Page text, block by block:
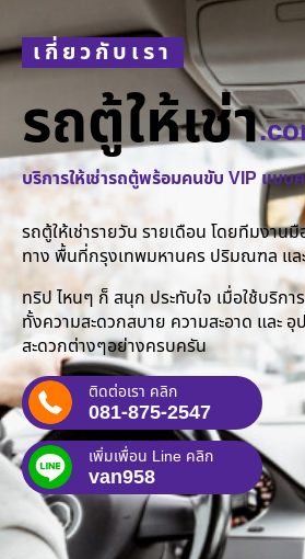
เกี่ยวกับเรา
รถตู้ให้เช่า
บริการให้เช่ารถตู้พร้อมคนขับ VIP แบบ
รถตู้ให้เช่ารายวัน รายเดือน โดยทีมงาน
ทาง พื้นที่กรุงเทพมหานคร ปริมณฑล แล
ทริป ไหนๆ ก็ สนุก ประทับใจ เมื่อใช้บริกา
ทั้งความสะดวกสบาย ความสะอาด และ
สะดวกต่างๆอย่างครบครัน
ติดต่อเรา คลิก
081-875-2547
เพิ่มเพื่อน Line คลิก
van958